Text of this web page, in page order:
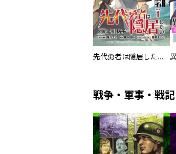
先代勇者は隠居したい 連載版
戦争・軍事・戦記